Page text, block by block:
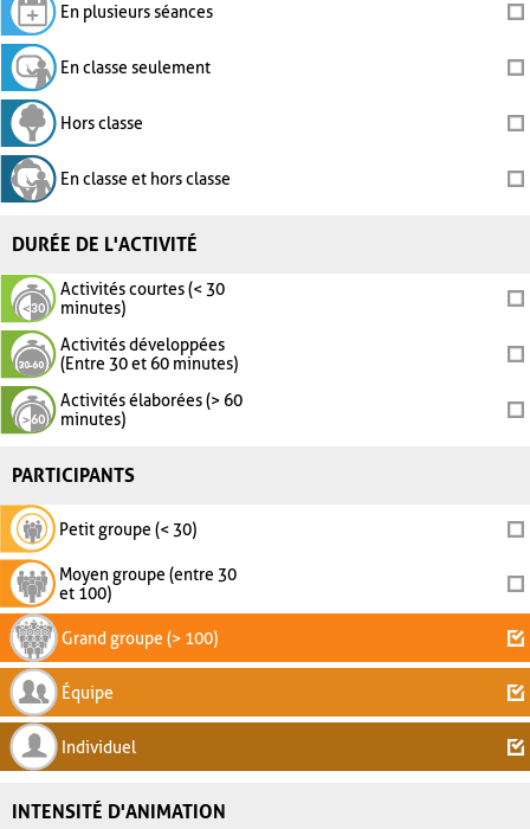
En plusieurs séances
En classe seulement
Hors classe
En classe et hors classe
DURÉE DE L'ACTIVITÉ
Activités courtes (< 30
minutes)
Activités développées
(Entre 30 et 60 minutes)
Activités élaborées (> 60
minutes)
PARTICIPANTS
Petit groupe (< 30)
Moyen groupe (entre 30
et 100)
Grand groupe (> 100)
Équipe
Individuel
INTENSITÉ D'ANIMATION